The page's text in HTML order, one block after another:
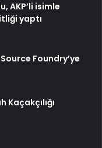
AKP’li isimle
yaptı
Foundry’ye
Kaçakçılığı